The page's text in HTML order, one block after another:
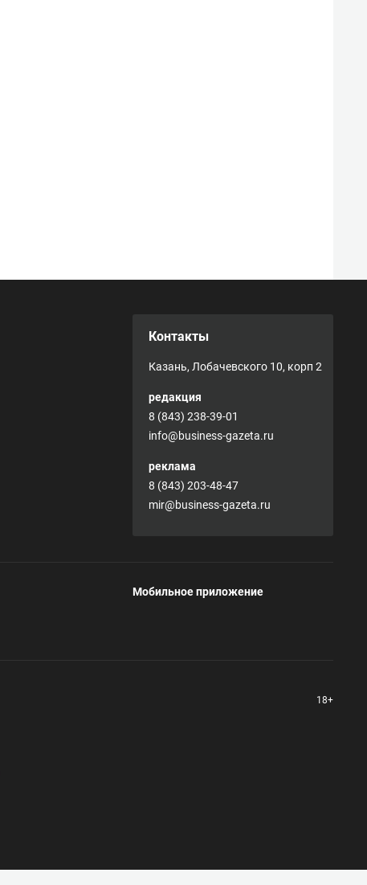
Контакты
Казань, Лобачевского 10, корп 2
редакция
8 (843) 238-39-01
info@business-gazeta.ru
реклама
8 (843) 203-48-47
mir@business-gazeta.ru
Мобильное приложение
18+